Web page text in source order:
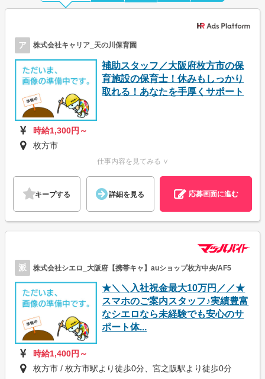
ア 株式会社キャリア_天の川保育園
補助スタッフ／大阪府枚方市の保
育施設の保育士！休みもしっかり
取れる！あなたを手厚くサポート
時給1,300円～
枚方市
仕事内容を見てみる ∨
キープする 詳細を見る 応募画面に進む
派 株式会社シエロ_大阪府【携帯キャ】auショップ枚方中央/AF5
★＼＼入社祝金最大10万円／／★
スマホのご案内スタッフ♪実績豊富
なシエロなら未経験でも安心のサ
ポート体...
時給1,400円～
枚方市 / 枚方市駅より徒歩0分、宮之阪駅より徒歩0分